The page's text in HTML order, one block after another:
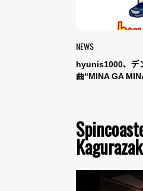
NEWS
hyunis1000、デ
曲“MINA GA